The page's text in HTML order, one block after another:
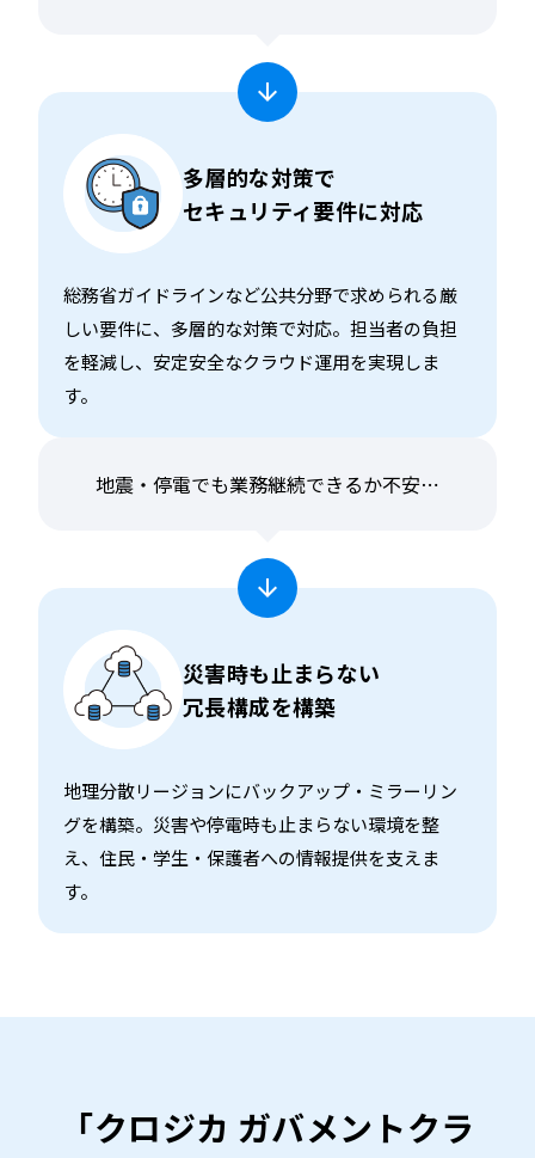
多層的な対策で
セキュリティ要件に対応
総務省ガイドラインなど公共分野で求められる厳
しい要件に、多層的な対策で対応。担当者の負担
を軽減し、安定安全なクラウド運用を実現しま
す。
地震・停電でも業務継続できるか不安⋯
災害時も止まらない
冗長構成を構築
地理分散リージョンにバックアップ・ミラーリン
グを構築。災害や停電時も止まらない環境を整
え、住民・学生・保護者への情報提供を支えま
す。
「クロジカ ガバメントクラ